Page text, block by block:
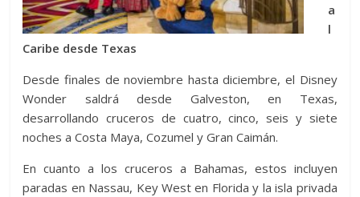
a
l
Caribe desde Texas
Desde finales de noviembre hasta diciembre, el Disney
Wonder saldrá desde Galveston, en Texas,
desarrollando cruceros de cuatro, cinco, seis y siete
noches a Costa Maya, Cozumel y Gran Caimán.
En cuanto a los cruceros a Bahamas, estos incluyen
paradas en Nassau, Key West en Florida y la isla privada